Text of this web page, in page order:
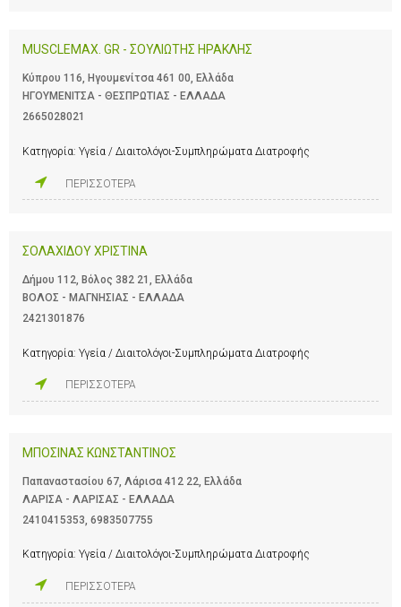
MUSCLEMAX. GR - ΣΟΥΛΙΩΤΗΣ ΗΡΑΚΛΗΣ
Κύπρου 116, Ηγουμενίτσα 461 00, Ελλάδα
ΗΓΟΥΜΕΝΙΤΣΑ - ΘΕΣΠΡΩΤΙΑΣ - ΕΛΛΑΔΑ
2665028021
Κατηγορία: Υγεία / Διαιτολόγοι-Συμπληρώματα Διατροφής
ΠΕΡΙΣΣΟΤΕΡΑ
ΣΟΛΑΧΙΔΟΥ ΧΡΙΣΤΙΝΑ
Δήμου 112, Βόλος 382 21, Ελλάδα
ΒΟΛΟΣ - ΜΑΓΝΗΣΙΑΣ - ΕΛΛΑΔΑ
2421301876
Κατηγορία: Υγεία / Διαιτολόγοι-Συμπληρώματα Διατροφής
ΠΕΡΙΣΣΟΤΕΡΑ
ΜΠΟΣΙΝΑΣ ΚΩΝΣΤΑΝΤΙΝΟΣ
Παπαναστασίου 67, Λάρισα 412 22, Ελλάδα
ΛΑΡΙΣΑ - ΛΑΡΙΣΑΣ - ΕΛΛΑΔΑ
2410415353, 6983507755
Κατηγορία: Υγεία / Διαιτολόγοι-Συμπληρώματα Διατροφής
ΠΕΡΙΣΣΟΤΕΡΑ